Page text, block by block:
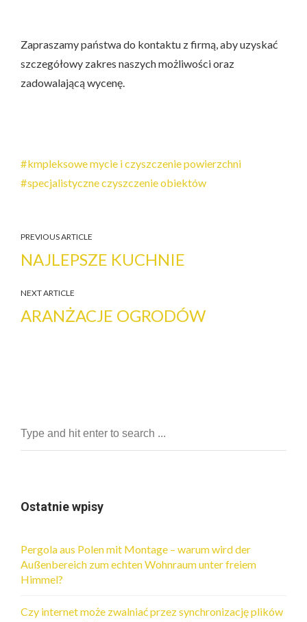
Zapraszamy państwa do kontaktu z firmą, aby uzyskać
szczegółowy zakres naszych możliwości oraz
zadowalającą wycenę.
kmpleksowe mycie i czyszczenie powierzchni
specjalistyczne czyszczenie obiektów
PREVIOUS ARTICLE
NAJLEPSZE KUCHNIE
NEXT ARTICLE
ARANŻACJE OGRODÓW
Ostatnie wpisy
Pergola aus Polen mit Montage – warum wird der
Außenbereich zum echten Wohnraum unter freiem
Himmel?
Czy internet może zwalniać przez synchronizację plików